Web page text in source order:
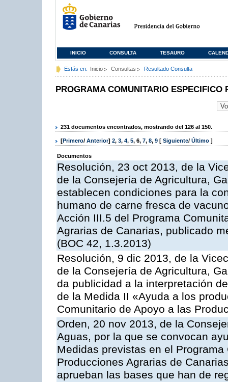
INICIO CONSULTA TESAURO
Estás en: Inicio Consultas Resultado Consulta
PROGRAMA COMUNITARIO ESPECIFICO
231 documentos encontrados, mostrando del 126 al 150.
[Primero/ Anterior] 2, 3, 4, 5, 6, 7, 8, 9 [ Siguiente/ Último ]
Documentos
Resolución, 23 oct 2013, de la
de la Consejería de Agricultura,
establecen condiciones para la
humano de carne fresca de
Acción III.5 del Programa
Agrarias de Canarias, publicado
(BOC 42, 1.3.2013)
Resolución, 9 dic 2013, de la
de la Consejería de Agricultura,
da publicidad a la interpretación
de la Medida II «Ayuda a los
Comunitario de Apoyo a las
Orden, 20 nov 2013, de la
Aguas, por la que se convocan
Medidas previstas en el
Producciones Agrarias de
aprueban las bases que han de